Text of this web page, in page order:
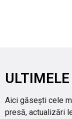
Aici găsești cele
presă, actualizări